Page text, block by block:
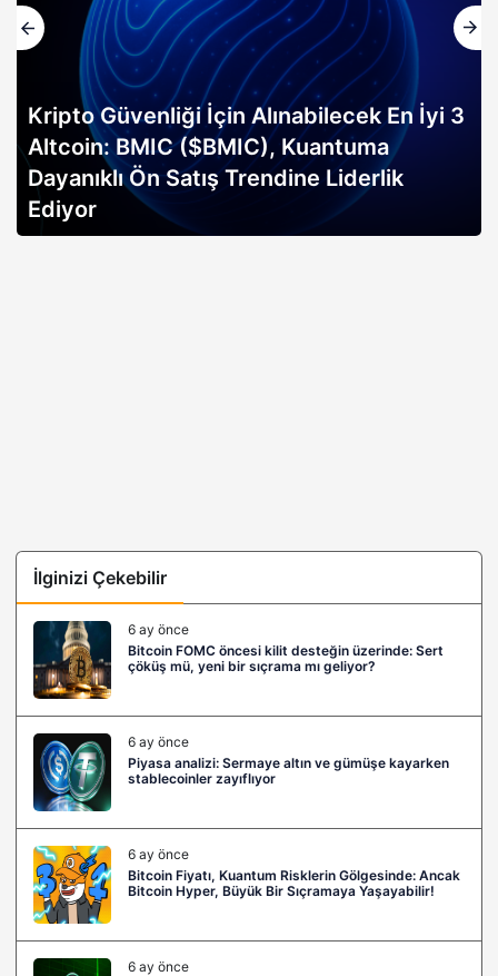
Kripto Güvenliği İçin Alınabilecek En İyi 3
Altcoin: BMIC ($BMIC), Kuantuma
Dayanıklı Ön Satış Trendine Liderlik
Ediyor
İlginizi Çekebilir
6 ay önce
Bitcoin FOMC öncesi kilit desteğin üzerinde: Sert
çöküş mü, yeni bir sıçrama mı geliyor?
6 ay önce
Piyasa analizi: Sermaye altın ve gümüşe kayarken
stablecoinler zayıflıyor
6 ay önce
Bitcoin Fiyatı, Kuantum Risklerin Gölgesinde: Ancak
Bitcoin Hyper, Büyük Bir Sıçramaya Yaşayabilir!
6 ay önce